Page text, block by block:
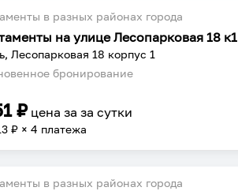
в разных районах города
на улице Лесопарковая 18 к1
Лесопарковая 18 корпус 1
бронирование
₽ цена заза сутки
₽ × 4 платежа
в разных районах города